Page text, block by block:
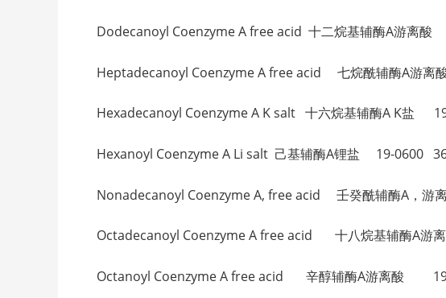
Dodecanoyl Coenzyme A free acid 十二烷基辅酶A游离
Heptadecanoyl Coenzyme A free acid 七烷酰辅酶A游
Hexadecanoyl Coenzyme A K salt 十六烷基辅酶A K盐
Hexanoyl Coenzyme A Li salt 己基辅酶A锂盐 19-0600
Nonadecanoyl Coenzyme A, free acid 壬癸酰辅酶A，游
Octadecanoyl Coenzyme A free acid 十八烷基辅酶A
Octanoyl Coenzyme A free acid 辛醇辅酶A游离酸